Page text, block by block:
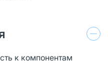
к компонентам